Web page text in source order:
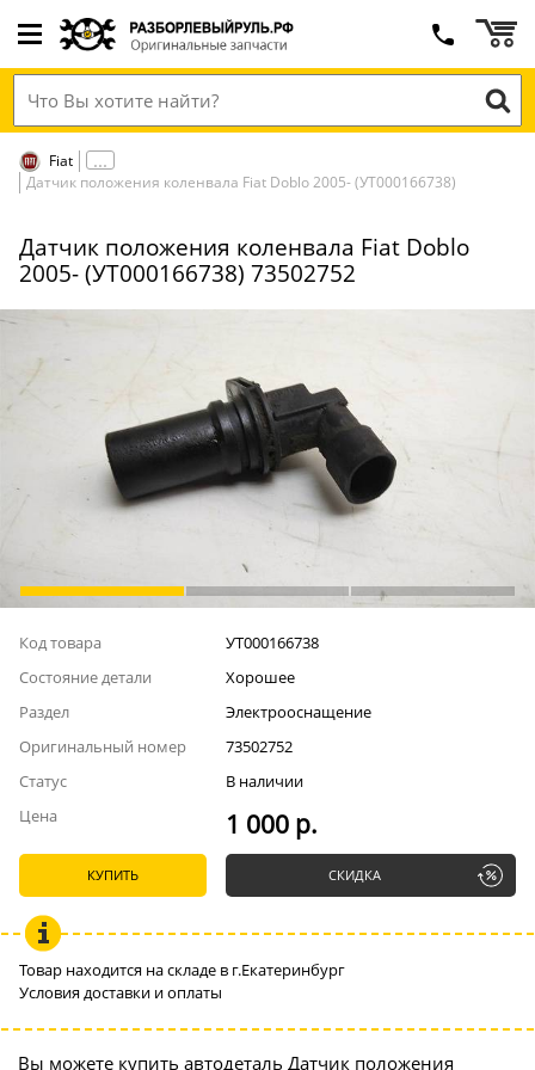
Fiat
Датчик положения коленвала Fiat Doblo 2005- (УТ000166738)
Датчик положения коленвала Fiat Doblo
2005- (УТ000166738) 73502752
Код товара
УТ000166738
Состояние детали
Хорошее
Раздел
Электрооснащение
Оригинальный номер
73502752
Статус
В наличии
Цена
1 000 р.
КУПИТЬ СКИДКА
Товар находится на складе в г.Екатеринбург
Условия доставки и оплаты
Вы можете купить автодеталь Датчик положения